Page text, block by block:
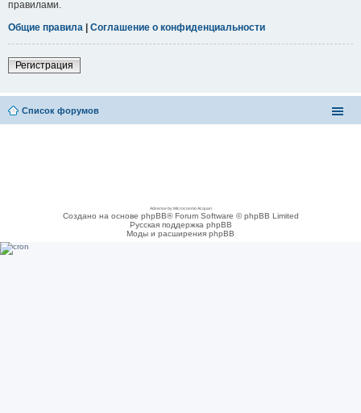
правилами.
Общие правила | Соглашение о конфиденциальности
Регистрация
Список форумов
Adsense by Microcosmo Acquari
Создано на основе phpBB® Forum Software © phpBB Limited
Русская поддержка phpBB
Моды и расширения phpBB